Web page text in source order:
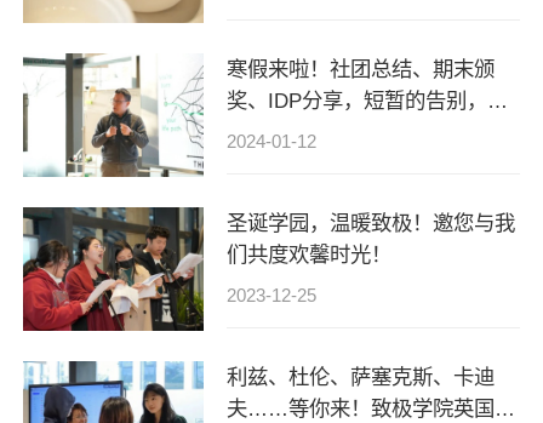
寒假来啦！社团总结、期末颁
奖、IDP分享，短暂的告别，是
为了更好的出发
2024-01-12
圣诞学园，温暖致极！邀您与我
们共度欢馨时光！
2023-12-25
利兹、杜伦、萨塞克斯、卡迪
夫……等你来！致极学院英国合